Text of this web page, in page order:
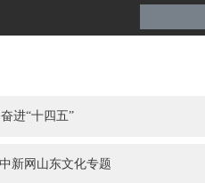
进“十四五”
新网山东文化专题